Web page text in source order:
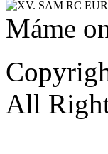
Máme
All